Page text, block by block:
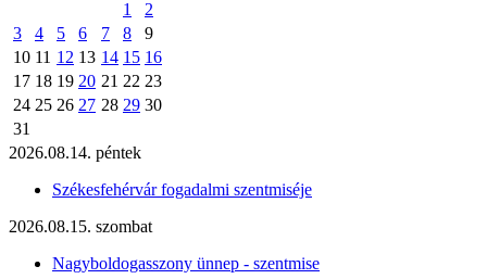
1
2
3
4 5 6 7 8
9
10 11 12 13 14 15 16
17 18 19 20 21 22 23
24 25 26 27 28 29 30
31
2026.08.14. péntek
Székesfehérvár fogadalmi szentmiséje
2026.08.15. szombat
Nagyboldogasszony ünnep - szentmise